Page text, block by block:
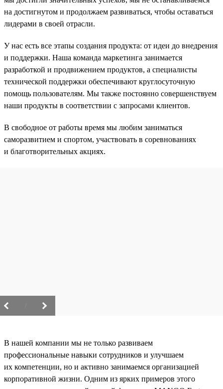
на достигнутом и продолжаем развиваться, чтобы оставаться
лидерами в своей отрасли.
У нас есть все этапы создания продукта: от идеи до внедрения
и поддержки. Наша команда маркетинга занимается
разработкой и продвижением продуктов, а специалисты
технической поддержки обеспечивают круглосуточную
помощь пользователям. Мы также постоянно совершенствуем
наши продукты в соответствии с запросами клиентов.
В свободное от работы время мы любим заниматься
саморазвитием и спортом, участвовать в соревнованиях
и благотворительных акциях.
В нашей компании мы не только развиваем
профессиональные навыки сотрудников и улучшаем
их компетенции, но и активно занимаемся организацией
корпоративной жизни. Одним из ярких примеров этого